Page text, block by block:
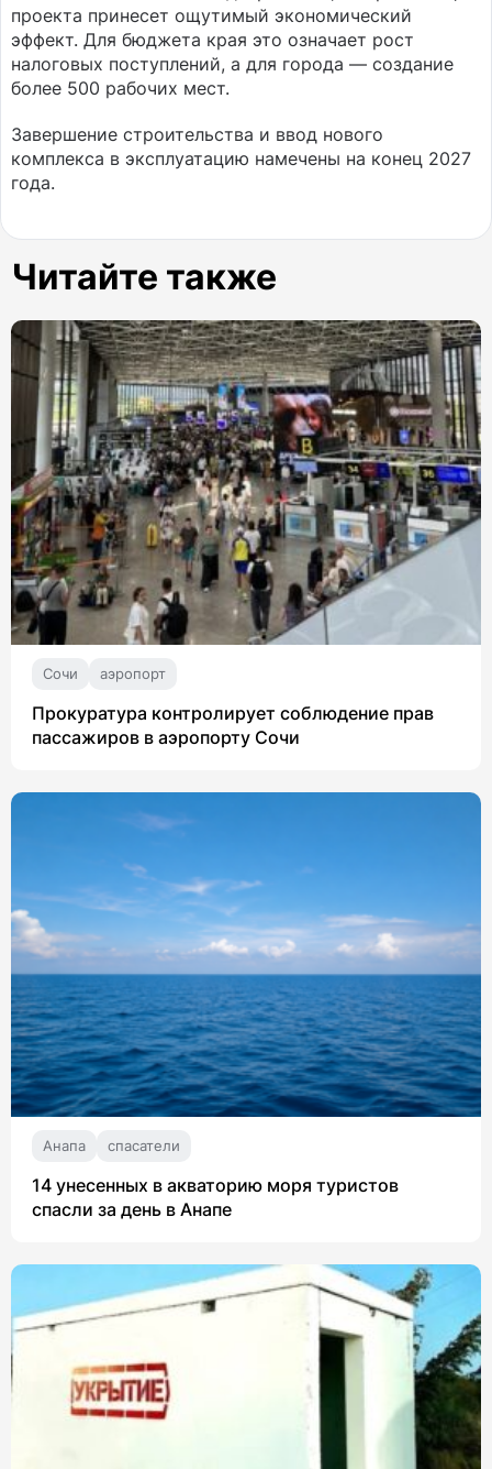
проекта принесет ощутимый экономический
эффект. Для бюджета края это означает рост
налоговых поступлений, а для города — создание
более 500 рабочих мест.
Завершение строительства и ввод нового
комплекса в эксплуатацию намечены на конец 2027
года.
Читайте также
Сочи аэропорт
Прокуратура контролирует соблюдение прав
пассажиров в аэропорту Сочи
Анапа спасатели
14 унесенных в акваторию моря туристов
спасли за день в Анапе